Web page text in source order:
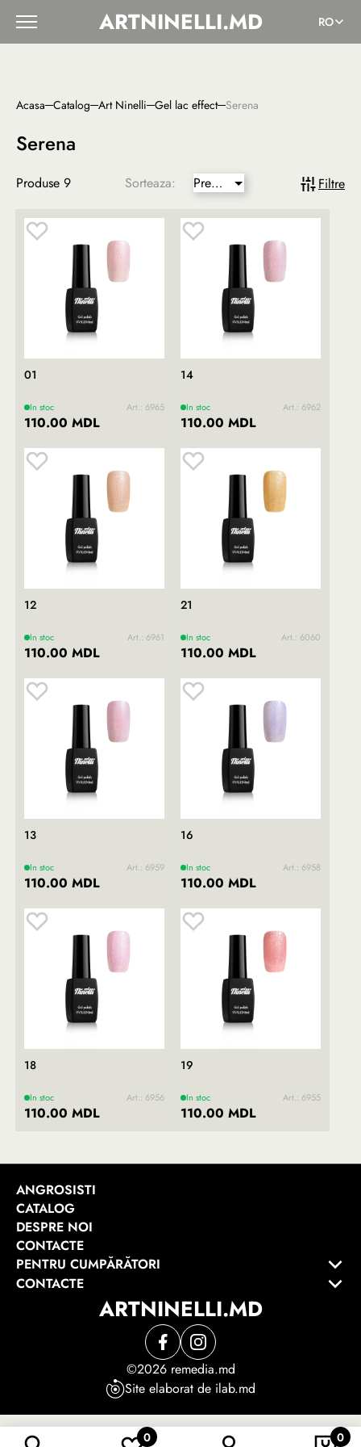
ARTNINELLI.MD RO
0 0
Acasa Catalog Art Ninelli Gel lac effect Serena
Serena
Produse 9 Sorteaza:
Pret
mai
mic
Filtre
01
In stoc Art.: 6965
110.00 MDL
14
In stoc Art.: 6962
110.00 MDL
12
In stoc Art.: 6961
110.00 MDL
21
In stoc Art.: 6060
110.00 MDL
13
In stoc Art.: 6959
110.00 MDL
16
In stoc Art.: 6958
110.00 MDL
18
In stoc Art.: 6956
110.00 MDL
19
In stoc Art.: 6955
110.00 MDL
ARTNINELLI.MD
©2026 remedia.md
Site elaborat de ilab.md
ANGROSISTI
CATALOG
DESPRE NOI
CONTACTE
PENTRU CUMPĂRĂTORI
CONTACTE